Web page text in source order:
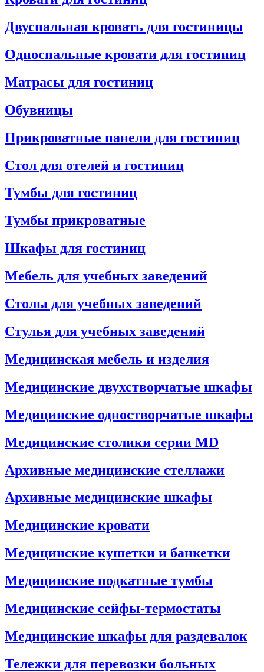
Двуспальная кровать для гостиницы
Односпальные кровати для гостиниц
Матрасы для гостиниц
Обувницы
Прикроватные панели для гостиниц
Стол для отелей и гостиниц
Тумбы для гостиниц
Тумбы прикроватные
Шкафы для гостиниц
Мебель для учебных заведений
Столы для учебных заведений
Стулья для учебных заведений
Медицинская мебель и изделия
Медицинские двухстворчатые шкафы
Медицинские одностворчатые шкафы
Медицинские столики серии MD
Архивные медицинские стеллажи
Архивные медицинские шкафы
Медицинские кровати
Медицинские кушетки и банкетки
Медицинские подкатные тумбы
Медицинские сейфы-термостаты
Медицинские шкафы для раздевалок
Тележки для перевозки больных